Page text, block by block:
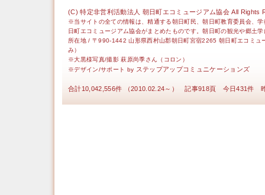
(C) 特定非営利活動法人 朝日町エコミュージアム協会 All Rights
※当サイトの全ての情報は、精通する朝日町民、朝日町教育委員会、
日町エコミュージアム協会がまとめたものです。朝日町の観光や郷土
所在地 / 〒990-1442 山形県西村山郡朝日町宮宿2265 朝日町エコミ
み）
※大黒様写真/撮影 萩原尚季さん（コロン）
※デザイン/サポート by ステップアップコミュニケーションズ
合計10,042,556件 （2010.02.24～） 記事918頁 今日431件